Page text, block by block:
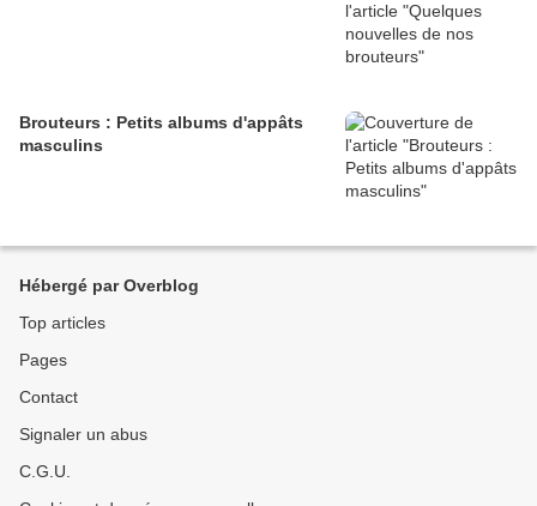
Brouteurs : Petits albums d'appâts
masculins
Hébergé par Overblog
Top articles
Pages
Contact
Signaler un abus
C.G.U.